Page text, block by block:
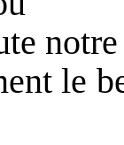
le